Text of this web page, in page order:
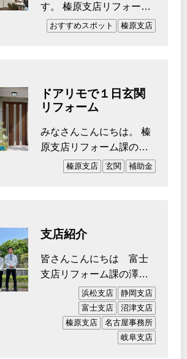
す。 榛原支店リフォーム
課の渡邊です。 2026年
おすすめスポット 榛原支店
ドアリモで１日玄関
リフォーム
みなさんこんにちは。 榛
原支店リフォーム課の渡
邊です。 今年度から榛
榛原支店 玄関 補助金
支店紹介
皆さんこんにちは 富士
支店リフォーム課の澤田
です。 先日夢の国へ行
ってきました…
浜松支店
静岡支店
富士支店
沼津支店
榛原支店
名古屋事務所
岐阜支店